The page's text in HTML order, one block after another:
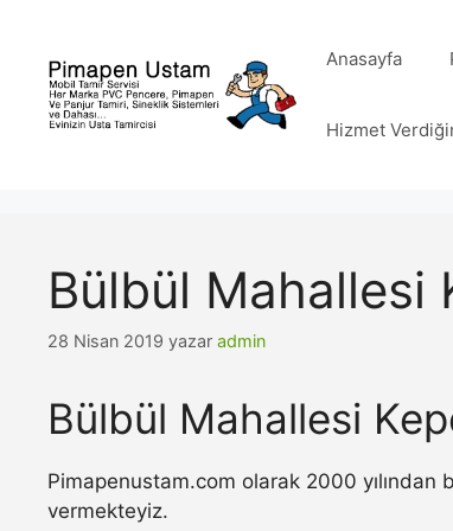
Anasayfa
Hizmet
Bülbül Mahallesi
28 Nisan 2019 yazar admin
Bülbül Mahallesi
Pimapenustam.com olarak 2000
vermekteyiz.